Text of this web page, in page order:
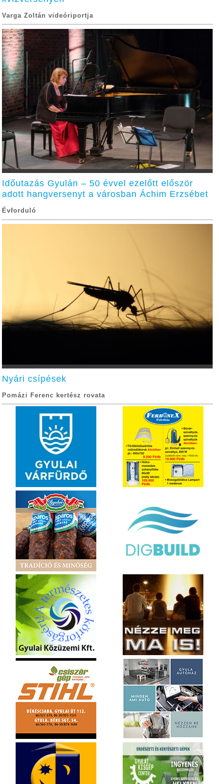
Varga Zoltán videóriportja
Időutazás Gyulán – 50 évvel ezelőtt először
adott hangversenyt a városban Áchim Erzsébet
Évforduló
Nyári csípések
Pomázi Ferenc kertész rovata